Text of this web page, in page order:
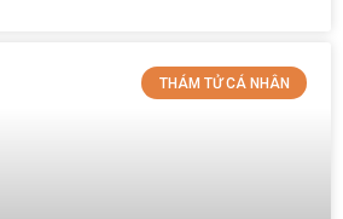
THÁM TỬ CÁ NHÂN